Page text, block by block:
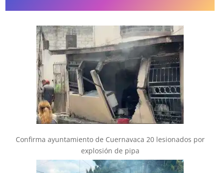
Confirma ayuntamiento de Cuernavaca 20 lesionados por
explosión de pipa